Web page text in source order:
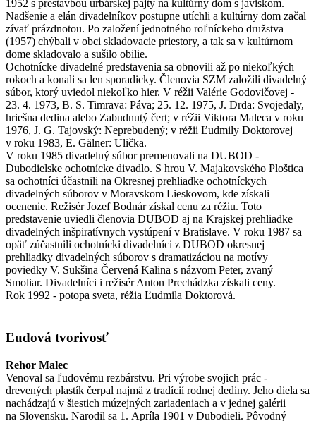
1952 s prestavbou urbárskej pajty na kultúrny dom s javiskom.
Nadšenie a elán divadelníkov postupne utíchli a kultúrny dom začal
zívať prázdnotou. Po založení jednotného roľníckeho družstva
(1957) chýbali v obci skladovacie priestory, a tak sa v kultúrnom
dome skladovalo a sušilo obilie.
Ochotnícke divadelné predstavenia sa obnovili až po niekoľkých
rokoch a konali sa len sporadicky. Členovia SZM založili divadelný
súbor, ktorý uviedol niekoľko hier. V réžii Valérie Godovičovej -
23. 4. 1973, B. S. Timrava: Páva; 25. 12. 1975, J. Drda: Svojedaly,
hriešna dedina alebo Zabudnutý čert; v réžii Viktora Maleca v roku
1976, J. G. Tajovský: Neprebudený; v réžii Ľudmily Doktorovej
v roku 1983, E. Gälner: Ulička.
V roku 1985 divadelný súbor premenovali na DUBOD -
Dubodielske ochotnícke divadlo. S hrou V. Majakovského Ploštica
sa ochotníci účastnili na Okresnej prehliadke ochotníckych
divadelných súborov v Moravskom Lieskovom, kde získali
ocenenie. Režisér Jozef Bodnár získal cenu za réžiu. Toto
predstavenie uviedli členovia DUBOD aj na Krajskej prehliadke
divadelných inšpiratívnych vystúpení v Bratislave. V roku 1987 sa
opäť zúčastnili ochotnícki divadelníci z DUBOD okresnej
prehliadky divadelných súborov s dramatizáciou na motívy
poviedky V. Sukšina Červená Kalina s názvom Peter, zvaný
Smoliar. Divadelníci i režisér Anton Prechádzka získali ceny.
Rok 1992 - potopa sveta, réžia Ľudmila Doktorová.
Ľudová tvorivosť
Rehor Malec
Venoval sa ľudovému rezbárstvu. Pri výrobe svojich prác -
drevených plastík čerpal najmä z tradícií rodnej dediny. Jeho diela sa
nachádzajú v šiestich múzejných zariadeniach a v jednej galérii
na Slovensku. Narodil sa 1. Apríla 1901 v Dubodieli. Pôvodný